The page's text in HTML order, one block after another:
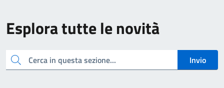
Esplora tutte le novità
cerca Invio